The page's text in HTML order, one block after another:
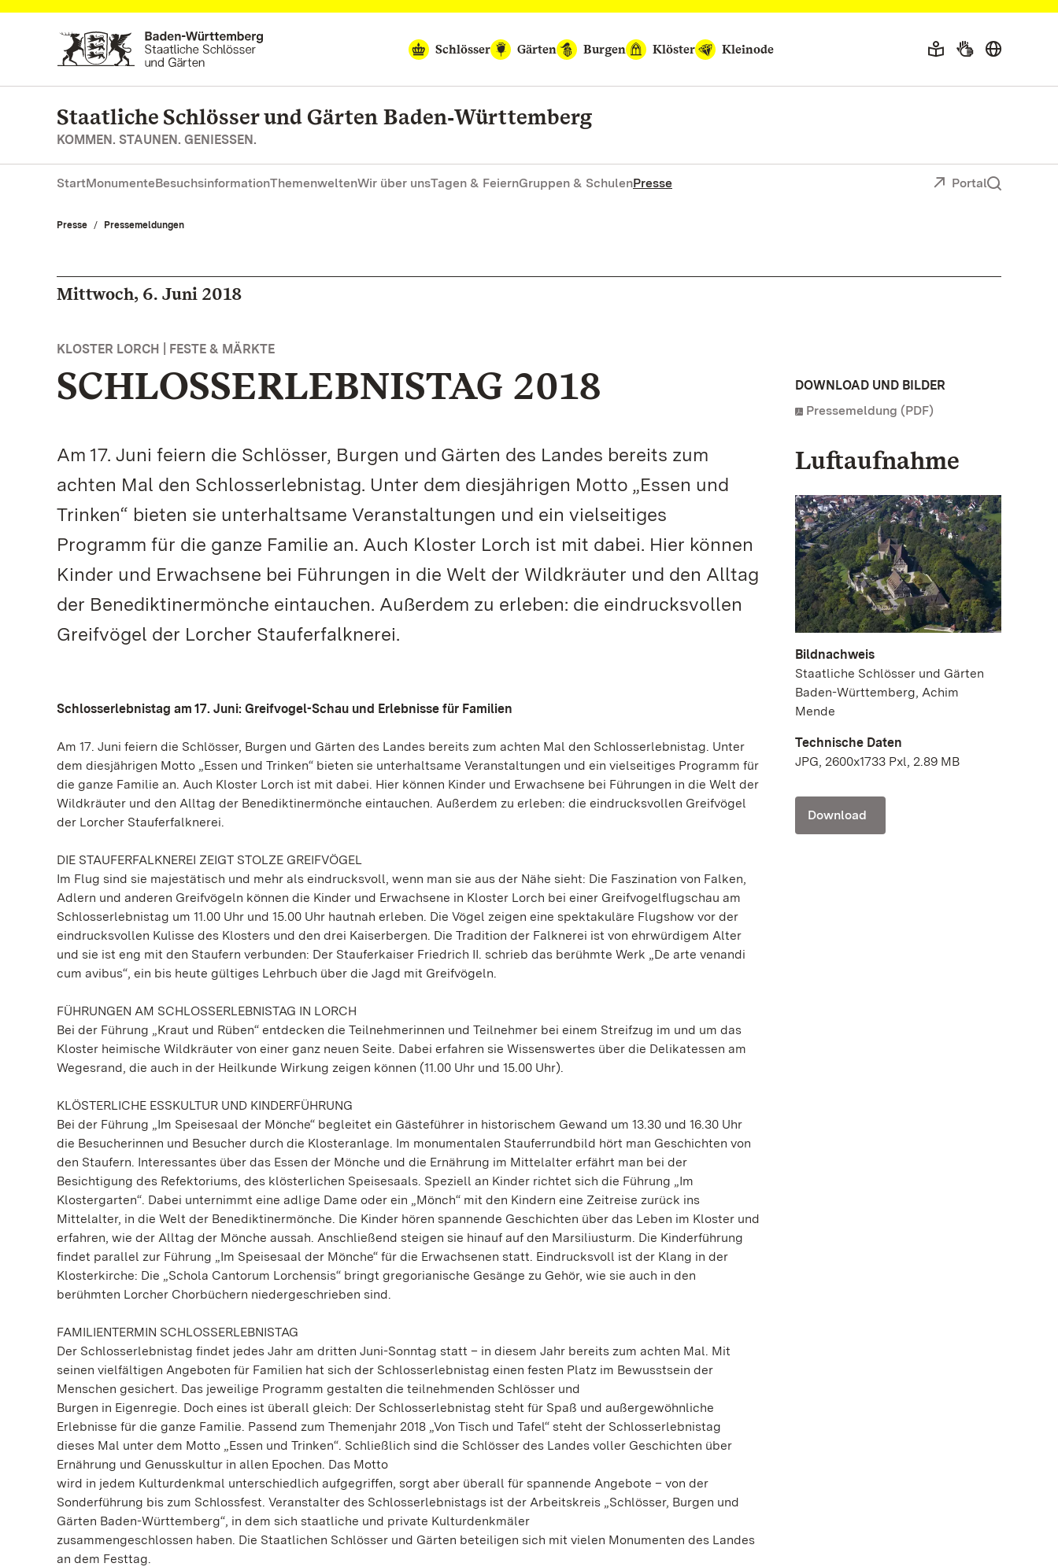
Zum Hauptinhalt springen
Schlösser
Gärten Burgen Klöster Kleinode
Staatliche Schlösser und Gärten Baden‑Württemberg
KOMMEN. STAUNEN. GENIESSEN.
StartMonumenteBesuchsinformationThemenweltenWir über unsTagen & FeiernGruppen & SchulenPresse Portal
Presse Pressemeldungen
Mittwoch, 6. Juni 2018
KLOSTER LORCH | FESTE & MÄRKTE
SCHLOSSERLEBNISTAG 2018
Am 17. Juni feiern die Schlösser, Burgen und Gärten des Landes bereits zum
achten Mal den Schlosserlebnistag. Unter dem diesjährigen Motto „Essen und
Trinken“ bieten sie unterhaltsame Veranstaltungen und ein vielseitiges
Programm für die ganze Familie an. Auch Kloster Lorch ist mit dabei. Hier können
Kinder und Erwachsene bei Führungen in die Welt der Wildkräuter und den Alltag
der Benediktinermönche eintauchen. Außerdem zu erleben: die eindrucksvollen
Greifvögel der Lorcher Stauferfalknerei.
Schlosserlebnistag am 17. Juni: Greifvogel-Schau und Erlebnisse für Familien
Am 17. Juni feiern die Schlösser, Burgen und Gärten des Landes bereits zum achten Mal den Schlosserlebnistag. Unter
dem diesjährigen Motto „Essen und Trinken“ bieten sie unterhaltsame Veranstaltungen und ein vielseitiges Programm für
die ganze Familie an. Auch Kloster Lorch ist mit dabei. Hier können Kinder und Erwachsene bei Führungen in die Welt der
Wildkräuter und den Alltag der Benediktinermönche eintauchen. Außerdem zu erleben: die eindrucksvollen Greifvögel
der Lorcher Stauferfalknerei.
DIE STAUFERFALKNEREI ZEIGT STOLZE GREIFVÖGEL
Im Flug sind sie majestätisch und mehr als eindrucksvoll, wenn man sie aus der Nähe sieht: Die Faszination von Falken,
Adlern und anderen Greifvögeln können die Kinder und Erwachsene in Kloster Lorch bei einer Greifvogelflugschau am
Schlosserlebnistag um 11.00 Uhr und 15.00 Uhr hautnah erleben. Die Vögel zeigen eine spektakuläre Flugshow vor der
eindrucksvollen Kulisse des Klosters und den drei Kaiserbergen. Die Tradition der Falknerei ist von ehrwürdigem Alter
und sie ist eng mit den Staufern verbunden: Der Stauferkaiser Friedrich II. schrieb das berühmte Werk „De arte venandi
cum avibus“, ein bis heute gültiges Lehrbuch über die Jagd mit Greifvögeln.
FÜHRUNGEN AM SCHLOSSERLEBNISTAG IN LORCH
Bei der Führung „Kraut und Rüben“ entdecken die Teilnehmerinnen und Teilnehmer bei einem Streifzug im und um das
Kloster heimische Wildkräuter von einer ganz neuen Seite. Dabei erfahren sie Wissenswertes über die Delikatessen am
Wegesrand, die auch in der Heilkunde Wirkung zeigen können (11.00 Uhr und 15.00 Uhr).
KLÖSTERLICHE ESSKULTUR UND KINDERFÜHRUNG
Bei der Führung „Im Speisesaal der Mönche“ begleitet ein Gästeführer in historischem Gewand um 13.30 und 16.30 Uhr
die Besucherinnen und Besucher durch die Klosteranlage. Im monumentalen Stauferrundbild hört man Geschichten von
den Staufern. Interessantes über das Essen der Mönche und die Ernährung im Mittelalter erfährt man bei der
Besichtigung des Refektoriums, des klösterlichen Speisesaals. Speziell an Kinder richtet sich die Führung „Im
Klostergarten“. Dabei unternimmt eine adlige Dame oder ein „Mönch“ mit den Kindern eine Zeitreise zurück ins
Mittelalter, in die Welt der Benediktinermönche. Die Kinder hören spannende Geschichten über das Leben im Kloster und
erfahren, wie der Alltag der Mönche aussah. Anschließend steigen sie hinauf auf den Marsiliusturm. Die Kinderführung
findet parallel zur Führung „Im Speisesaal der Mönche“ für die Erwachsenen statt. Eindrucksvoll ist der Klang in der
Klosterkirche: Die „Schola Cantorum Lorchensis“ bringt gregorianische Gesänge zu Gehör, wie sie auch in den
berühmten Lorcher Chorbüchern niedergeschrieben sind.
FAMILIENTERMIN SCHLOSSERLEBNISTAG
Der Schlosserlebnistag findet jedes Jahr am dritten Juni-Sonntag statt – in diesem Jahr bereits zum achten Mal. Mit
seinen vielfältigen Angeboten für Familien hat sich der Schlosserlebnistag einen festen Platz im Bewusstsein der
Menschen gesichert. Das jeweilige Programm gestalten die teilnehmenden Schlösser und
Burgen in Eigenregie. Doch eines ist überall gleich: Der Schlosserlebnistag steht für Spaß und außergewöhnliche
Erlebnisse für die ganze Familie. Passend zum Themenjahr 2018 „Von Tisch und Tafel“ steht der Schlosserlebnistag
dieses Mal unter dem Motto „Essen und Trinken“. Schließlich sind die Schlösser des Landes voller Geschichten über
Ernährung und Genusskultur in allen Epochen. Das Motto
wird in jedem Kulturdenkmal unterschiedlich aufgegriffen, sorgt aber überall für spannende Angebote – von der
Sonderführung bis zum Schlossfest. Veranstalter des Schlosserlebnistags ist der Arbeitskreis „Schlösser, Burgen und
Gärten Baden-Württemberg“, in dem sich staatliche und private Kulturdenkmäler
zusammengeschlossen haben. Die Staatlichen Schlösser und Gärten beteiligen sich mit vielen Monumenten des Landes
an dem Festtag.
DOWNLOAD UND BILDER
Pressemeldung (PDF)
Luftaufnahme
Bildnachweis
Staatliche Schlösser und Gärten
Baden-Württemberg, Achim
Mende
Technische Daten
JPG, 2600x1733 Pxl, 2.89 MB
Download